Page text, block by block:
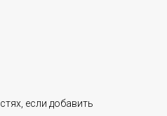
если добавить